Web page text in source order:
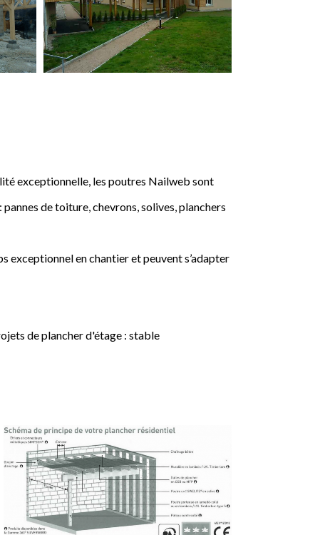
exceptionnelle, les poutres Nailweb sont
de toiture, chevrons, solives, planchers
exceptionnel en chantier et peuvent s’adapter
de plancher d'étage : stable